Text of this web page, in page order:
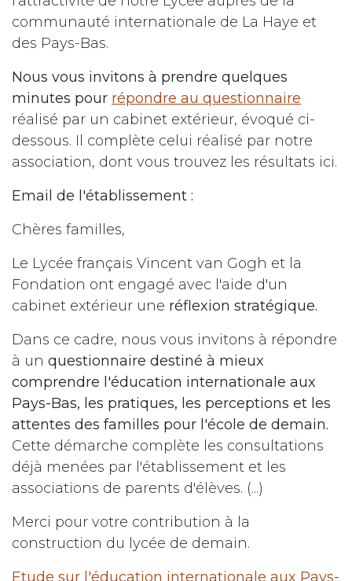
communauté internationale de La Haye et
des Pays-Bas.
Nous vous invitons à prendre quelques
minutes pour répondre au questionnaire
réalisé par un cabinet extérieur, évoqué ci-
dessous. Il complète celui réalisé par notre
association, dont vous trouvez les résultats ici.
Email de l'établissement :
Chères familles,
Le Lycée français Vincent van Gogh et la
Fondation ont engagé avec l'aide d'un
cabinet extérieur une réflexion stratégique.
Dans ce cadre, nous vous invitons à répondre
à un questionnaire destiné à mieux
comprendre l'éducation internationale aux
Pays-Bas, les pratiques, les perceptions et les
attentes des familles pour l'école de demain.
Cette démarche complète les consultations
déjà menées par l'établissement et les
associations de parents d'élèves. (...)
Merci pour votre contribution à la
construction du lycée de demain.
Etude sur l'éducation internationale aux Pays-